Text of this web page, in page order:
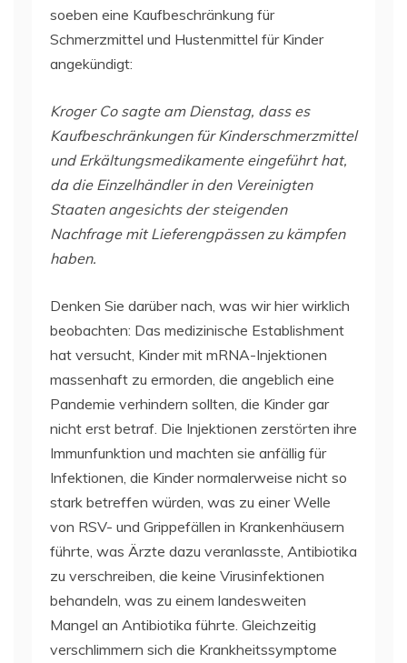
soeben eine Kaufbeschränkung für
Schmerzmittel und Hustenmittel für Kinder
angekündigt:
Kroger Co sagte am Dienstag, dass es
Kaufbeschränkungen für Kinderschmerzmittel
und Erkältungsmedikamente eingeführt hat,
da die Einzelhändler in den Vereinigten
Staaten angesichts der steigenden
Nachfrage mit Lieferengpässen zu kämpfen
haben.
Denken Sie darüber nach, was wir hier wirklich
beobachten: Das medizinische Establishment
hat versucht, Kinder mit mRNA-Injektionen
massenhaft zu ermorden, die angeblich eine
Pandemie verhindern sollten, die Kinder gar
nicht erst betraf. Die Injektionen zerstörten ihre
Immunfunktion und machten sie anfällig für
Infektionen, die Kinder normalerweise nicht so
stark betreffen würden, was zu einer Welle
von RSV- und Grippefällen in Krankenhäusern
führte, was Ärzte dazu veranlasste, Antibiotika
zu verschreiben, die keine Virusinfektionen
behandeln, was zu einem landesweiten
Mangel an Antibiotika führte. Gleichzeitig
verschlimmern sich die Krankheitssymptome